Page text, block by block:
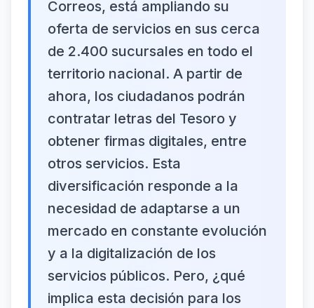
Correos, está ampliando su
oferta de servicios en sus cerca
de 2.400 sucursales en todo el
territorio nacional. A partir de
ahora, los ciudadanos podrán
contratar letras del Tesoro y
obtener firmas digitales, entre
otros servicios. Esta
diversificación responde a la
necesidad de adaptarse a un
mercado en constante evolución
y a la digitalización de los
servicios públicos. Pero, ¿qué
implica esta decisión para los